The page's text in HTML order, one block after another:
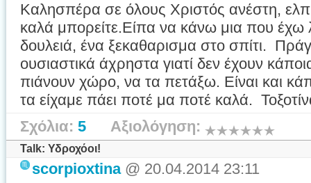
Καλησπέρα σε όλους Χριστός ανέστη,
καλά μπορείτε.Είπα να κάνω μια που έχω
δουλειά, ένα ξεκαθαρισμα στο σπίτι.
ουσιαστικά άχρηστα γιατί δεν έχουν
πιάνουν χώρο, να τα πετάξω. Είναι και
τα είχαμε πάει ποτέ μα ποτέ καλά.
Σχόλια: 5 Αξιολόγηση:
Talk: Υδροχόοι!
scorpioxtina@ 20.04.2014 23:11